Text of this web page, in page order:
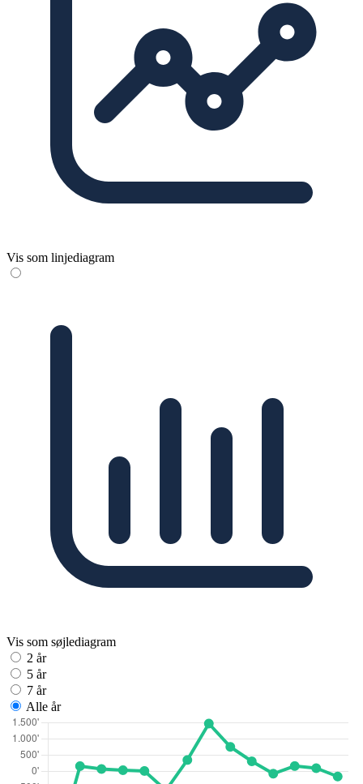
Vis som linjediagram
Vis som søjlediagram
2 år
5 år
7 år
Alle år